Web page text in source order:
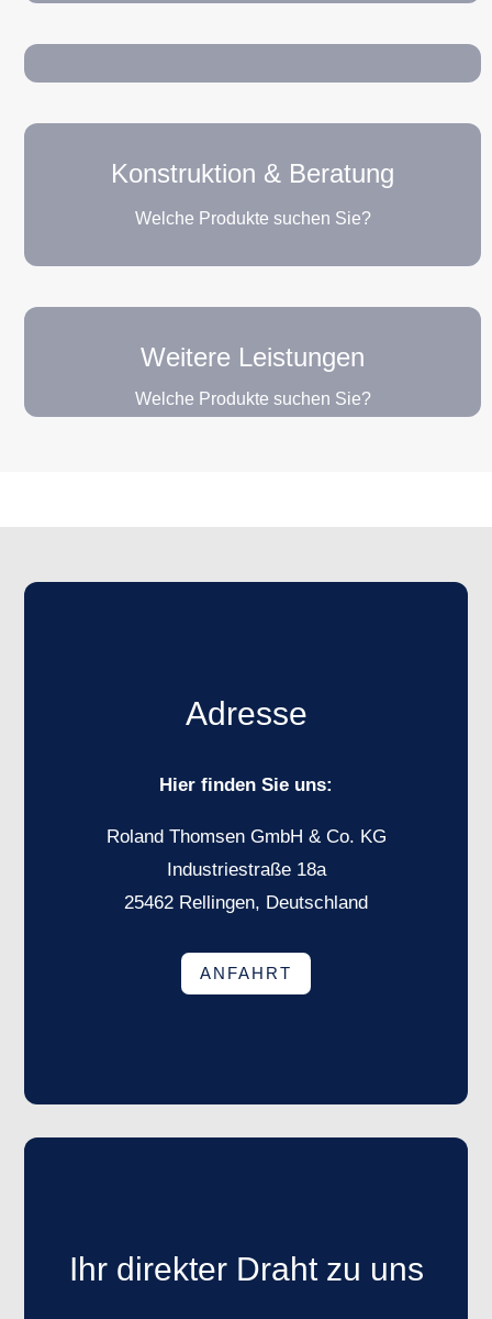
Konstruktion & Beratung
Welche Produkte suchen Sie?
Weitere Leistungen
Welche Produkte suchen Sie?
Adresse
Hier finden Sie uns:
Roland Thomsen GmbH & Co. KG
Industriestraße 18a
25462 Rellingen, Deutschland
ANFAHRT
Ihr direkter Draht zu uns